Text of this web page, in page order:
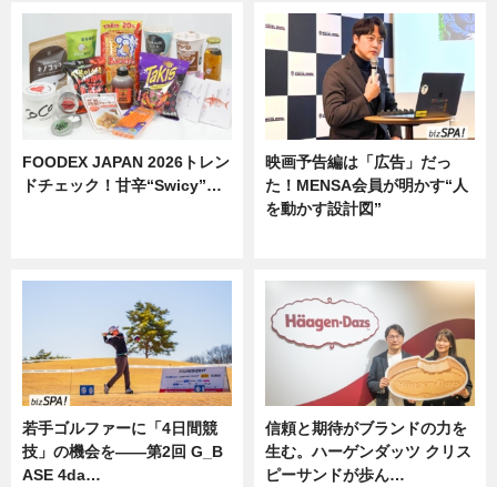
FOODEX JAPAN 2026トレン
ドチェック！甘辛“Swicy”…
映画予告編は「広告」だっ
た！MENSA会員が明かす“人
を動かす設計図”
若手ゴルファーに「4日間競
技」の機会を——第2回 G_B
ASE 4da…
信頼と期待がブランドの力を
生む。ハーゲンダッツ クリス
ピーサンドが歩ん…